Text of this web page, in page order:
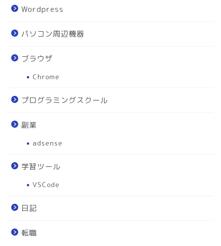
Wordpress
パソコン周辺機器
ブラウザ
Chrome
プログラミングスクール
副業
adsense
学習ツール
VSCode
日記
転職